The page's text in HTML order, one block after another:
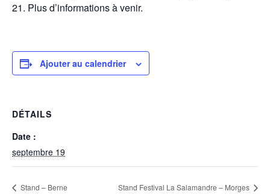
21. Plus d’informations à venir.
Ajouter au calendrier
DÉTAILS
Date :
septembre 19
Stand – Berne Stand Festival La Salamandre – Morges